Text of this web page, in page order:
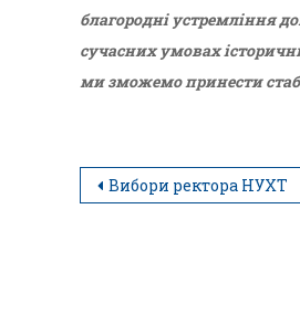
благородні устремління
сучасних умовах
ми зможемо принести
Вибори ректора НУХТ